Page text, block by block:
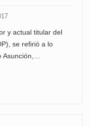
y actual titular del
se refirió a lo